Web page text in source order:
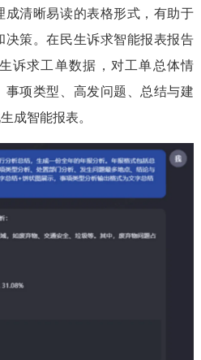
成清晰易读的表格形式，有助于
决策。在民生诉求智能报表报告
诉求工单数据，对工单总体情
事项类型、高发问题、总结与建
成智能报表。